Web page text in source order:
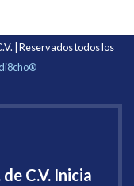
| Reservados todos los
C.V. Inicia